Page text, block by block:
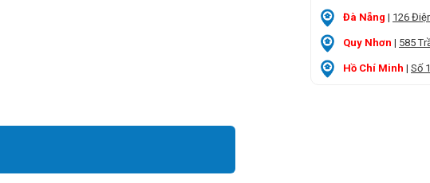
Đà Nẵng | 126
Quy Nhơn | 585
Hồ Chí Minh | Số